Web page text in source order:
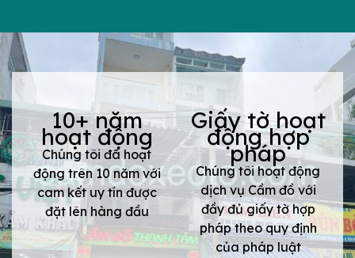
10+ năm
hoạt động
Chúng tôi đã hoạt
động trên 10 năm với
cam kết uy tín được
đặt lên hàng đầu
Giấy tờ hoạt
động hợp
pháp
Chúng tôi hoạt động
dịch vụ Cầm đồ với
đầy đủ giấy tờ hợp
pháp theo quy định
của pháp luật